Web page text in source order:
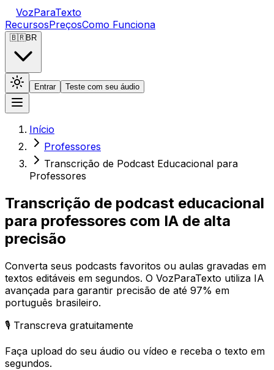
VozParaTexto
RecursosPreçosComo Funciona
🇧🇷BR
Entrar Teste com seu áudio
Início
Professores
Transcrição de Podcast Educacional para
Professores
Transcrição de podcast educacional
para professores com IA de alta
precisão
Converta seus podcasts favoritos ou aulas gravadas em
textos editáveis em segundos. O VozParaTexto utiliza IA
avançada para garantir precisão de até 97% em
português brasileiro.
🎙️ Transcreva gratuitamente
Faça upload do seu áudio ou vídeo e receba o texto em
segundos.